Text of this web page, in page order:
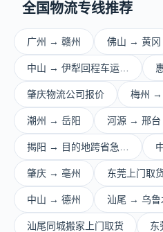
全国物流专线推荐
广州 → 赣州 佛山 → 黄冈
中山 → 伊犁回程车运…
肇庆物流公司报价 梅州 →
潮州 → 岳阳 河源 → 邢台
揭阳 → 目的地跨省急…
肇庆 → 亳州 东莞上门取
中山 → 德州 汕尾 → 乌鲁
汕尾同城搬家上门取货 东